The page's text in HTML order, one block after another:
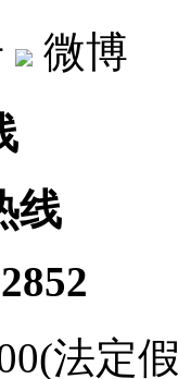
微博
线
法定